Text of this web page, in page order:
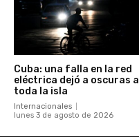
Cuba: una falla en la red
eléctrica dejó a oscuras a
toda la isla
Internacionales
lunes 3 de agosto de 2026